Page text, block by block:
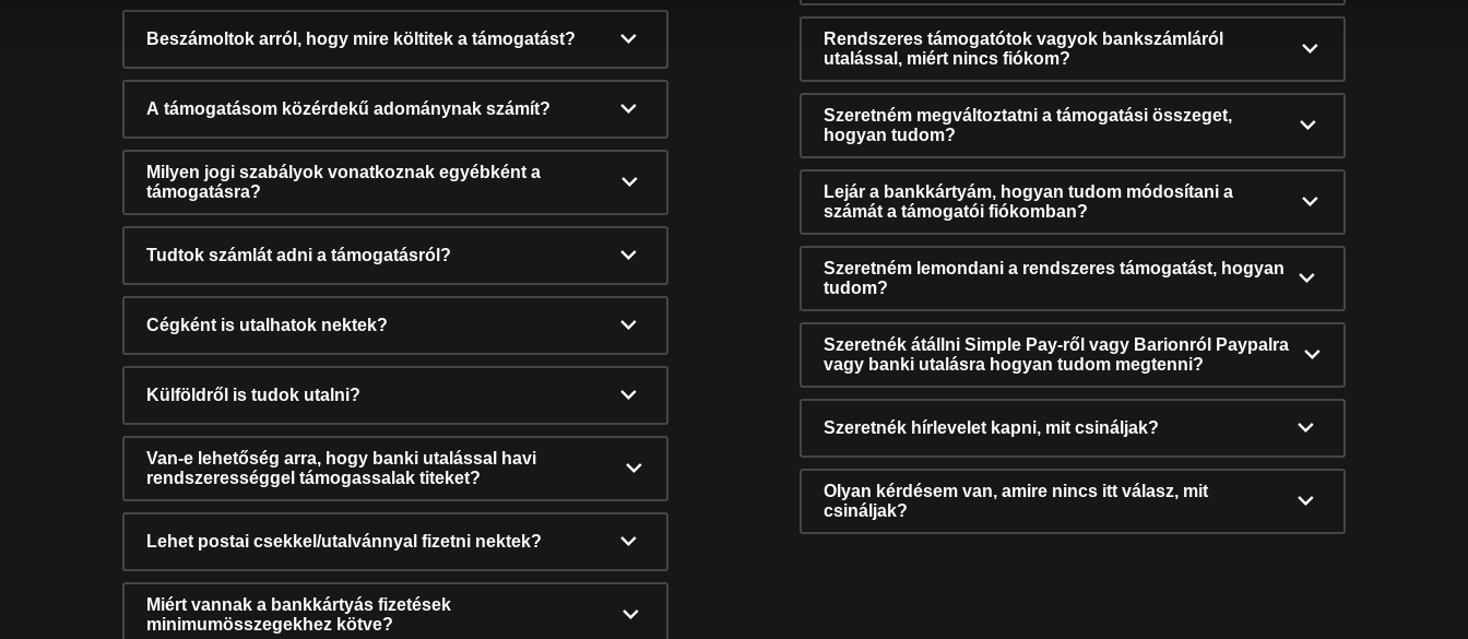
Beszámoltok arról, hogy mire költitek a támogatást?
A támogatásom közérdekű adománynak számít?
Milyen jogi szabályok vonatkoznak egyébként a
támogatásra?
Tudtok számlát adni a támogatásról?
Cégként is utalhatok nektek?
Külföldről is tudok utalni?
Van-e lehetőség arra, hogy banki utalással havi
rendszerességgel támogassalak titeket?
Lehet postai csekkel/utalvánnyal fizetni nektek?
Miért vannak a bankkártyás fizetések
minimumösszegekhez kötve?
Rendszeres támogatótok vagyok bankszámláról
utalással, miért nincs fiókom?
Szeretném megváltoztatni a támogatási összeget,
hogyan tudom?
Lejár a bankkártyám, hogyan tudom módosítani a
számát a támogatói fiókomban?
Szeretném lemondani a rendszeres támogatást, hogyan
tudom?
Szeretnék átállni Simple Pay-ről vagy Barionról Paypalra
vagy banki utalásra hogyan tudom megtenni?
Szeretnék hírlevelet kapni, mit csináljak?
Olyan kérdésem van, amire nincs itt válasz, mit
csináljak?